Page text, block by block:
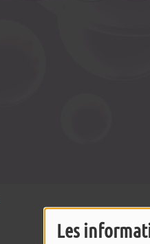
Les